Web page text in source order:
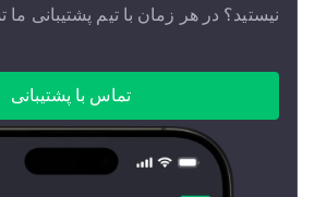
نیستید؟ در هر زمان با تیم پشتیبانی ما
تماس با پشتیبانی